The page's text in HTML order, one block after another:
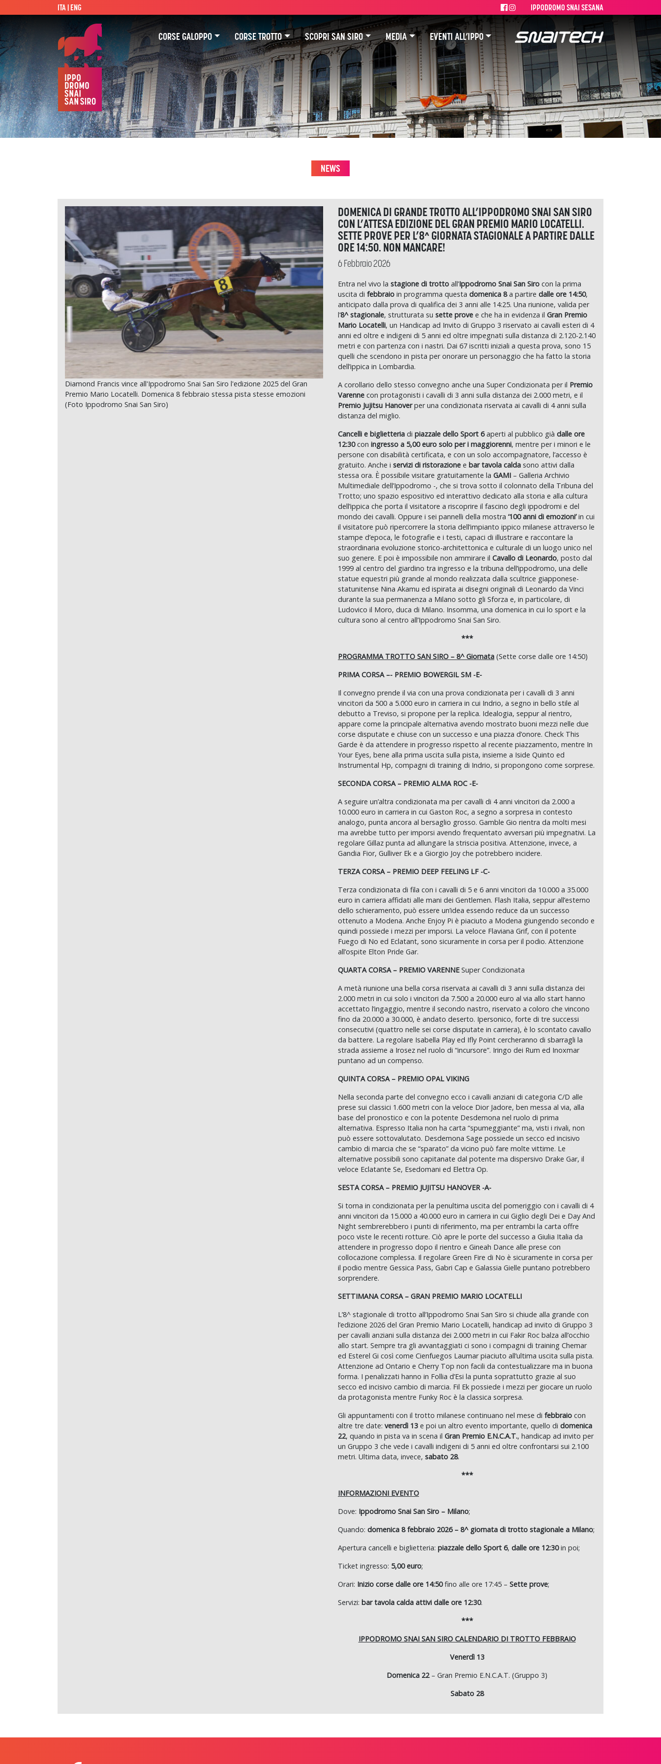
ITA | ENG IPPODROMO SNAI SESANA
CORSE GALOPPO CORSE TROTTO SCOPRI SAN SIRO MEDIA EVENTI ALL’IPPO
NEWS
Diamond Francis vince all'Ippodromo Snai San Siro l'edizione 2025 del Gran
Premio Mario Locatelli. Domenica 8 febbraio stessa pista stesse emozioni
(Foto Ippodromo Snai San Siro)
DOMENICA DI GRANDE TROTTO ALL’IPPODROMO SNAI SAN SIRO
CON L’ATTESA EDIZIONE DEL GRAN PREMIO MARIO LOCATELLI.
SETTE PROVE PER L’8^ GIORNATA STAGIONALE A PARTIRE DALLE
ORE 14:50. NON MANCARE!
6 Febbraio 2026
Entra nel vivo la stagione di trotto all’Ippodromo Snai San Siro con la prima
uscita di febbraio in programma questa domenica 8a partire dalle ore 14:50,
anticipato dalla prova di qualifica dei 3 anni alle 14:25. Una riunione, valida per
l’8^ stagionale, strutturata su sette prove e che ha in evidenza il Gran Premio
Mario Locatelli, un Handicap ad Invito di Gruppo 3 riservato ai cavalli esteri di 4
anni ed oltre e indigeni di 5 anni ed oltre impegnati sulla distanza di 2.120-2.140
metri e con partenza con i nastri. Dai 67 iscritti iniziali a questa prova, sono 15
quelli che scendono in pista per onorare un personaggio che ha fatto la storia
dell’ippica in Lombardia.
A corollario dello stesso convegno anche una Super Condizionata per il Premio
Varenne con protagonisti i cavalli di 3 anni sulla distanza dei 2.000 metri, e il
Premio Jujitsu Hanoverper una condizionata riservata ai cavalli di 4 anni sulla
distanza del miglio.
Cancelli e biglietteria di piazzale dello Sport 6aperti al pubblico già dalle ore
12:30con ingresso a 5,00 euro solo per i maggiorenni, mentre per i minori e le
persone con disabilità certificata, e con un solo accompagnatore, l’accesso è
gratuito. Anche i servizi di ristorazione e bar tavola calda sono attivi dalla
stessa ora. È possibile visitare gratuitamente la GAMI – Galleria Archivio
Multimediale dell’Ippodromo -, che si trova sotto il colonnato della Tribuna del
Trotto; uno spazio espositivo ed interattivo dedicato alla storia e alla cultura
dell’ippica che porta il visitatore a riscoprire il fascino degli ippodromi e del
mondo dei cavalli. Oppure i sei pannelli della mostra ‘100 anni di emozioni’in cui
il visitatore può ripercorrere la storia dell’impianto ippico milanese attraverso le
stampe d’epoca, le fotografie e i testi, capaci di illustrare e raccontare la
straordinaria evoluzione storico-architettonica e culturale di un luogo unico nel
suo genere. E poi è impossibile non ammirare il Cavallo di Leonardo, posto dal
1999 al centro del giardino tra ingresso e la tribuna dell’ippodromo, una delle
statue equestri più grande al mondo realizzata dalla scultrice giapponese-
statunitense Nina Akamu ed ispirata ai disegni originali di Leonardo da Vinci
durante la sua permanenza a Milano sotto gli Sforza e, in particolare, di
Ludovico il Moro, duca di Milano. Insomma, una domenica in cui lo sport e la
cultura sono al centro all’Ippodromo Snai San Siro.
***
PROGRAMMA TROTTO SAN SIRO – 8^ Giornata (Sette corse dalle ore 14:50)
PRIMA CORSA –- PREMIO BOWERGIL SM -E-
Il convegno prende il via con una prova condizionata per i cavalli di 3 anni
vincitori da 500 a 5.000 euro in carriera in cui Indrio, a segno in bello stile al
debutto a Treviso, si propone per la replica. Idealogia, seppur al rientro,
appare come la principale alternativa avendo mostrato buoni mezzi nelle due
corse disputate e chiuse con un successo e una piazza d’onore. Check This
Garde è da attendere in progresso rispetto al recente piazzamento, mentre In
Your Eyes, bene alla prima uscita sulla pista, insieme a Iside Quinto ed
Instrumental Hp, compagni di training di Indrio, si propongono come sorprese.
SECONDA CORSA – PREMIO ALMA ROC -E-
A seguire un’altra condizionata ma per cavalli di 4 anni vincitori da 2.000 a
10.000 euro in carriera in cui Gaston Roc, a segno a sorpresa in contesto
analogo, punta ancora al bersaglio grosso. Gamble Gio rientra da molti mesi
ma avrebbe tutto per imporsi avendo frequentato avversari più impegnativi. La
regolare Gillaz punta ad allungare la striscia positiva. Attenzione, invece, a
Gandia Fior, Gulliver Ek e a Giorgio Joy che potrebbero incidere.
TERZA CORSA – PREMIO DEEP FEELING LF -C-
Terza condizionata di fila con i cavalli di 5 e 6 anni vincitori da 10.000 a 35.000
euro in carriera affidati alle mani dei Gentlemen. Flash Italia, seppur all’esterno
dello schieramento, può essere un’idea essendo reduce da un successo
ottenuto a Modena. Anche Enjoy Pi è piaciuto a Modena giungendo secondo e
quindi possiede i mezzi per imporsi. La veloce Flaviana Grif, con il potente
Fuego di No ed Eclatant, sono sicuramente in corsa per il podio. Attenzione
all’ospite Elton Pride Gar.
QUARTA CORSA – PREMIO VARENNESuper Condizionata
A metà riunione una bella corsa riservata ai cavalli di 3 anni sulla distanza dei
2.000 metri in cui solo i vincitori da 7.500 a 20.000 euro al via allo start hanno
accettato l’ingaggio, mentre il secondo nastro, riservato a coloro che vincono
fino da 20.000 a 30.000, è andato deserto. Ipersonico, forte di tre successi
consecutivi (quattro nelle sei corse disputate in carriera), è lo scontato cavallo
da battere. La regolare Isabella Play ed Ifly Point cercheranno di sbarragli la
strada assieme a Irosez nel ruolo di “incursore”. Iringo dei Rum ed Inoxmar
puntano ad un compenso.
QUINTA CORSA – PREMIO OPAL VIKING
Nella seconda parte del convegno ecco i cavalli anziani di categoria C/D alle
prese sui classici 1.600 metri con la veloce Dior Jadore, ben messa al via, alla
base del pronostico e con la potente Desdemona nel ruolo di prima
alternativa. Espresso Italia non ha carta “spumeggiante” ma, visti i rivali, non
può essere sottovalutato. Desdemona Sage possiede un secco ed incisivo
cambio di marcia che se “sparato” da vicino può fare molte vittime. Le
alternative possibili sono capitanate dal potente ma dispersivo Drake Gar, il
veloce Eclatante Se, Esedomani ed Elettra Op.
SESTA CORSA – PREMIO JUJITSU HANOVER -A-
Si torna in condizionata per la penultima uscita del pomeriggio con i cavalli di 4
anni vincitori da 15.000 a 40.000 euro in carriera in cui Giglio degli Dei e Day And
Night sembrerebbero i punti di riferimento, ma per entrambi la carta offre
poco viste le recenti rotture. Ciò apre le porte del successo a Giulia Italia da
attendere in progresso dopo il rientro e Gineah Dance alle prese con
collocazione complessa. Il regolare Green Fire di No è sicuramente in corsa per
il podio mentre Gessica Pass, Gabri Cap e Galassia Gielle puntano potrebbero
sorprendere.
SETTIMANA CORSA – GRAN PREMIO MARIO LOCATELLI
L’8^ stagionale di trotto all’Ippodromo Snai San Siro si chiude alla grande con
l’edizione 2026 del Gran Premio Mario Locatelli, handicap ad invito di Gruppo 3
per cavalli anziani sulla distanza dei 2.000 metri in cui Fakir Roc balza all’occhio
allo start. Sempre tra gli avvantaggiati ci sono i compagni di training Chemar
ed Esterel Gi così come Cienfuegos Laumar piaciuto all’ultima uscita sulla pista.
Attenzione ad Ontario e Cherry Top non facili da contestualizzare ma in buona
forma. I penalizzati hanno in Follia d’Esi la punta soprattutto grazie al suo
secco ed incisivo cambio di marcia. Fil Ek possiede i mezzi per giocare un ruolo
da protagonista mentre Funky Roc è la classica sorpresa.
Gli appuntamenti con il trotto milanese continuano nel mese di febbraio con
altre tre date: venerdì 13 e poi un altro evento importante, quello di domenica
22, quando in pista va in scena il Gran Premio E.N.C.A.T., handicap ad invito per
un Gruppo 3 che vede i cavalli indigeni di 5 anni ed oltre confrontarsi sui 2.100
metri. Ultima data, invece, sabato 28.
***
INFORMAZIONI EVENTO
Dove: Ippodromo Snai San Siro – Milano;
Quando: domenica 8 febbraio 2026 – 8^ giornata di trotto stagionale a Milano;
Apertura cancelli e biglietteria: piazzale dello Sport 6, dalle ore 12:30in poi;
Ticket ingresso: 5,00 euro;
Orari: Inizio corse dalle ore 14:50fino alle ore 17:45 – Sette prove;
Servizi: bar tavola calda attivi dalle ore 12:30.
***
IPPODROMO SNAI SAN SIRO CALENDARIO DI TROTTO FEBBRAIO
Venerdì 13
Domenica 22– Gran Premio E.N.C.A.T. (Gruppo 3)
Sabato 28